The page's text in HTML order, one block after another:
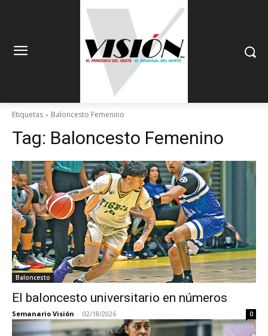
Etiquetas Baloncesto Femenino
Tag: Baloncesto Femenino
Baloncesto
El baloncesto universitario en números
Semanario Visión - 02/18/2026 0